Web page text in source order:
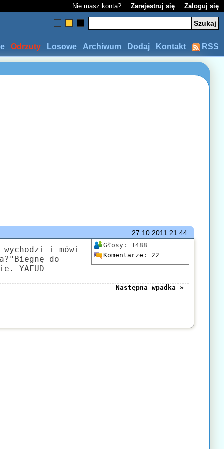
Nie masz konta? Zarejestruj się Zaloguj się
RSS
Kontakt
Dodaj
Archiwum
Losowe
Odrzuty
27.10.2011 21:44
Głosy: 1488
Komentarze: 22
wychodzi i mówi
do
YAFUD
Następna wpadka »